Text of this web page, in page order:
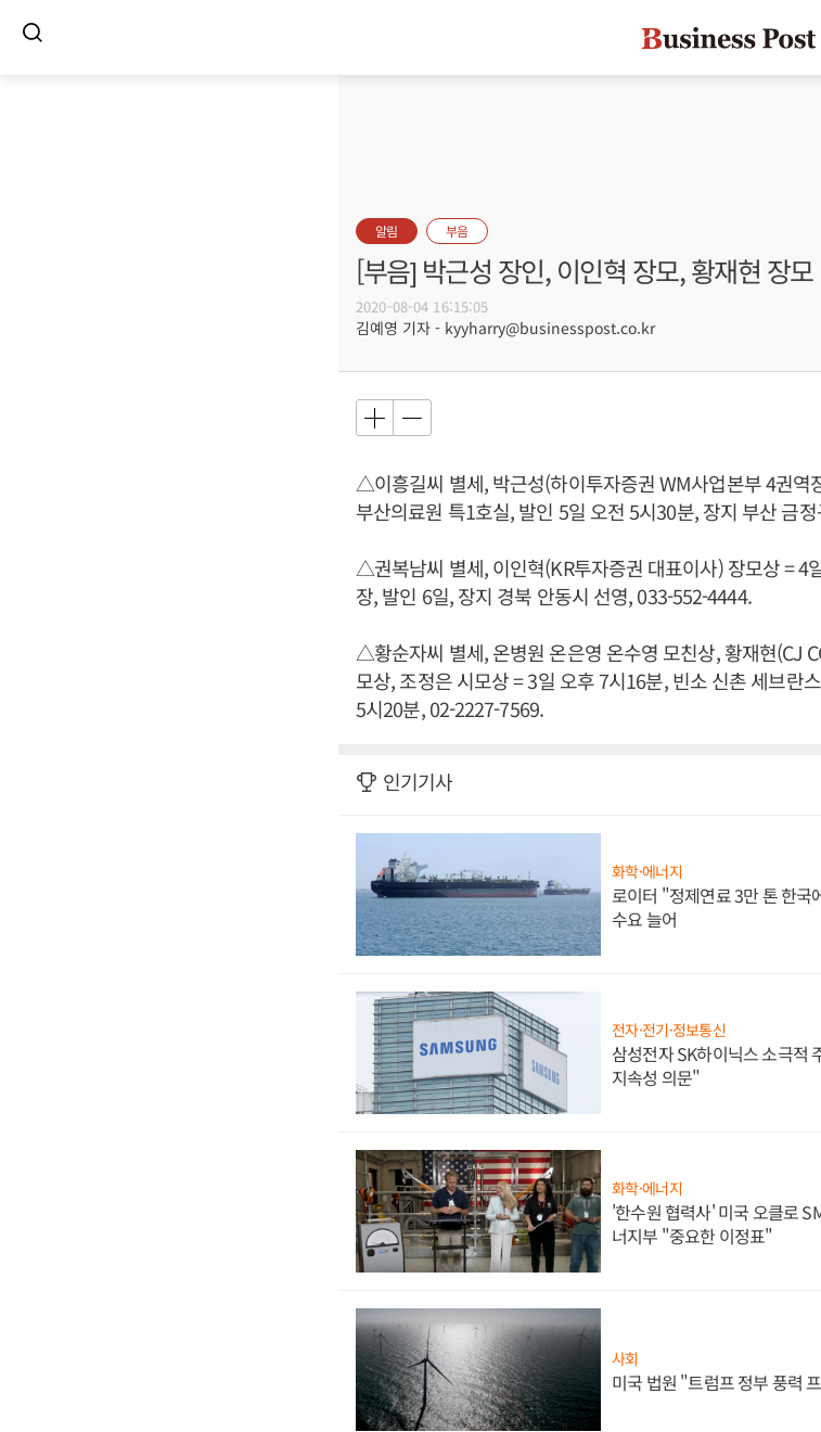
알림 부음
[부음] 박근성 장인, 이인혁 장모, 황재현 장모
2020-08-04 16:15:05
김예영 기자 - kyyharry@businesspost.co.kr
△이흥길씨 별세, 박근성(하이투자증권 WM사업본부 4권역
부산의료원 특1호실, 발인 5일 오전 5시30분, 장지 부산 금
△권복남씨 별세, 이인혁(KR투자증권 대표이사) 장모상 = 4
장, 발인 6일, 장지 경북 안동시 선영, 033-552-4444.
△황순자씨 별세, 온병원 온은영 온수영 모친상, 황재현(CJ
모상, 조정은 시모상 = 3일 오후 7시16분, 빈소 신촌 세브란
5시20분, 02-2227-7569.
인기기사
화학·에너지
로이터 "정제연료 3만 톤 한국
수요 늘어
전자·전기·정보통신
삼성전자 SK하이닉스 소극적
지속성 의문"
화학·에너지
'한수원 협력사' 미국 오클로
너지부 "중요한 이정표"
사회
미국 법원 "트럼프 정부 풍력